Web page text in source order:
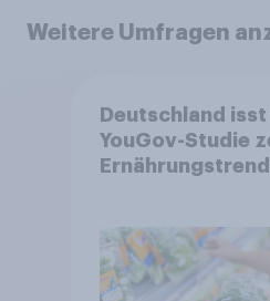
Weitere Umfragen
Deutschland
YouGov-Studie